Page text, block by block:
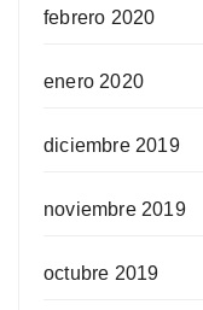
febrero 2020
enero 2020
diciembre 2019
noviembre 2019
octubre 2019